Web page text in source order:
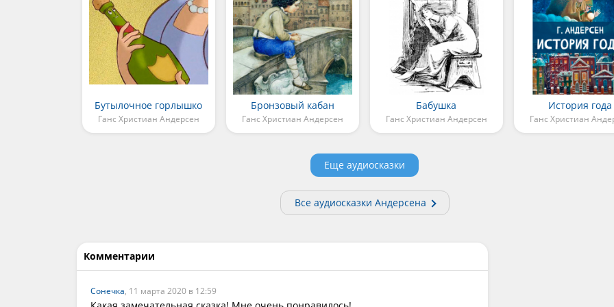
Бутылочное горлышко
Ганс Христиан Андерсен
Бронзовый кабан
Ганс Христиан Андерсен
Бабушка
Ганс Христиан Андерсен
История года
Ганс Христиан
Еще аудиосказки
Все аудиосказки Андерсена
Комментарии
Сонечка, 11 марта 2020 в 12:59